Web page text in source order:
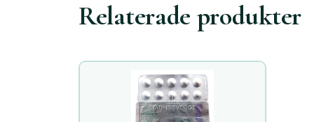
Relaterade produkter